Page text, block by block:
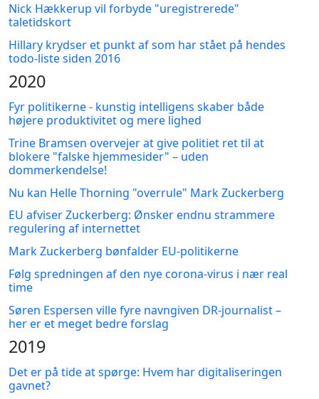
Nick Hækkerup vil forbyde "uregistrerede"
taletidskort
Hillary krydser et punkt af som har stået på hendes
todo-liste siden 2016
2020
Fyr politikerne - kunstig intelligens skaber både
højere produktivitet og mere lighed
Trine Bramsen overvejer at give politiet ret til at
blokere "falske hjemmesider" – uden
dommerkendelse!
Nu kan Helle Thorning "overrule" Mark Zuckerberg
EU afviser Zuckerberg: Ønsker endnu strammere
regulering af internettet
Mark Zuckerberg bønfalder EU-politikerne
Følg spredningen af den nye corona-virus i nær real
time
Søren Espersen ville fyre navngiven DR-journalist –
her er et meget bedre forslag
2019
Det er på tide at spørge: Hvem har digitaliseringen
gavnet?